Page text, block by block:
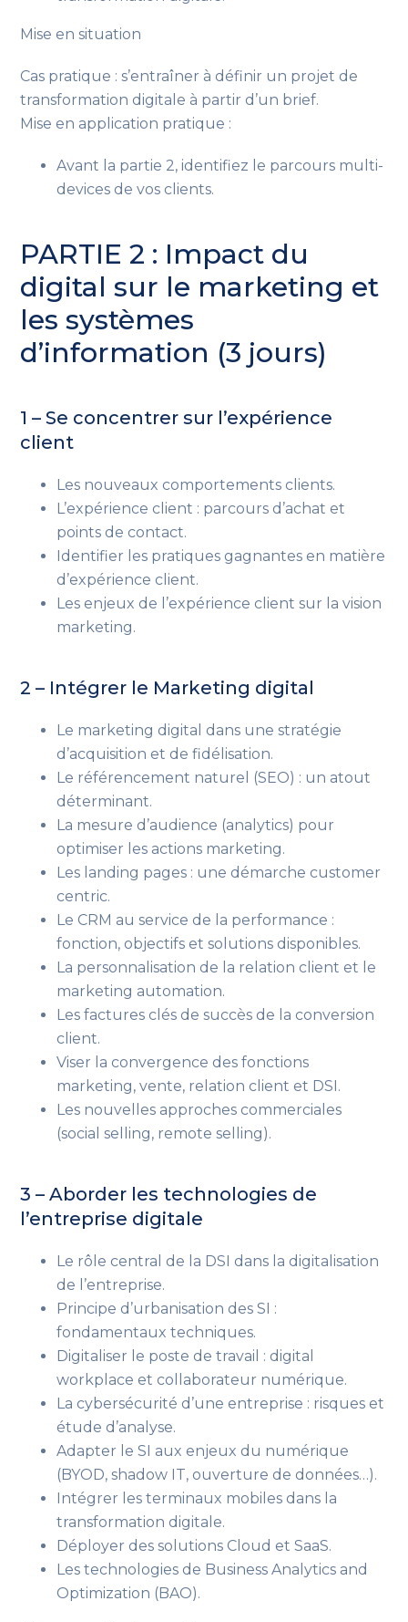
Mise en situation
Cas pratique : s’entraîner à définir un projet de
transformation digitale à partir d’un brief.
Mise en application pratique :
Avant la partie 2, identifiez le parcours multi-
devices de vos clients.
PARTIE 2 : Impact du
digital sur le marketing et
les systèmes
d’information (3 jours)
1 – Se concentrer sur l’expérience
client
Les nouveaux comportements clients.
L’expérience client : parcours d’achat et
points de contact.
Identifier les pratiques gagnantes en matière
d’expérience client.
Les enjeux de l’expérience client sur la vision
marketing.
2 – Intégrer le Marketing digital
Le marketing digital dans une stratégie
d’acquisition et de fidélisation.
Le référencement naturel (SEO) : un atout
déterminant.
La mesure d’audience (analytics) pour
optimiser les actions marketing.
Les landing pages : une démarche customer
centric.
Le CRM au service de la performance :
fonction, objectifs et solutions disponibles.
La personnalisation de la relation client et le
marketing automation.
Les factures clés de succès de la conversion
client.
Viser la convergence des fonctions
marketing, vente, relation client et DSI.
Les nouvelles approches commerciales
(social selling, remote selling).
3 – Aborder les technologies de
l’entreprise digitale
Le rôle central de la DSI dans la digitalisation
de l’entreprise.
Principe d’urbanisation des SI :
fondamentaux techniques.
Digitaliser le poste de travail : digital
workplace et collaborateur numérique.
La cybersécurité d’une entreprise : risques et
étude d’analyse.
Adapter le SI aux enjeux du numérique
(BYOD, shadow IT, ouverture de données…).
Intégrer les terminaux mobiles dans la
transformation digitale.
Déployer des solutions Cloud et SaaS.
Les technologies de Business Analytics and
Optimization (BAO).